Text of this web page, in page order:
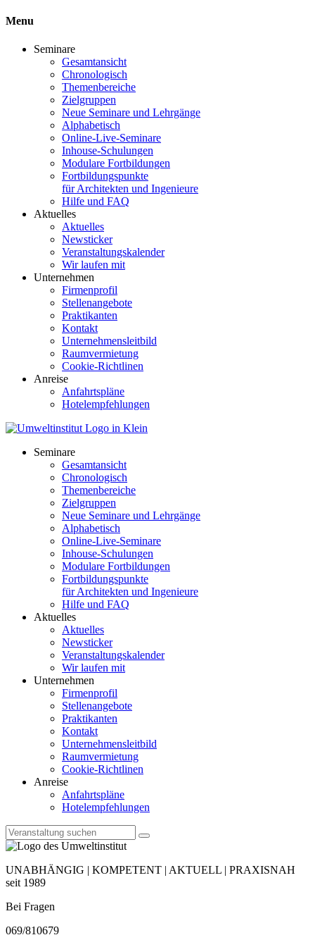
Menu
Seminare
Gesamtansicht
Chronologisch
Themenbereiche
Zielgruppen
Neue Seminare und Lehrgänge
Alphabetisch
Online-Live-Seminare
Inhouse-Schulungen
Modulare Fortbildungen
Fortbildungspunkte
für Architekten und Ingenieure
Hilfe und FAQ
Aktuelles
Aktuelles
Newsticker
Veranstaltungskalender
Wir laufen mit
Unternehmen
Firmenprofil
Stellenangebote
Praktikanten
Kontakt
Unternehmensleitbild
Raumvermietung
Cookie-Richtlinen
Anreise
Anfahrtspläne
Hotelempfehlungen
Seminare
Gesamtansicht
Chronologisch
Themenbereiche
Zielgruppen
Neue Seminare und Lehrgänge
Alphabetisch
Online-Live-Seminare
Inhouse-Schulungen
Modulare Fortbildungen
Fortbildungspunkte
für Architekten und Ingenieure
Hilfe und FAQ
Aktuelles
Aktuelles
Newsticker
Veranstaltungskalender
Wir laufen mit
Unternehmen
Firmenprofil
Stellenangebote
Praktikanten
Kontakt
Unternehmensleitbild
Raumvermietung
Cookie-Richtlinen
Anreise
Anfahrtspläne
Hotelempfehlungen
UNABHÄNGIG | KOMPETENT | AKTUELL | PRAXISNAH
seit 1989
Bei Fragen
069/810679